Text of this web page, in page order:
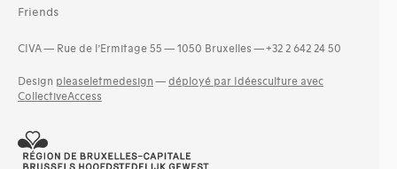
Friends
CIVA — Rue de l’Ermitage 55 — 1050 Bruxelles — +32 2 642 24 50
Design pleaseletmedesign — déployé par Idéesculture avec
CollectiveAccess